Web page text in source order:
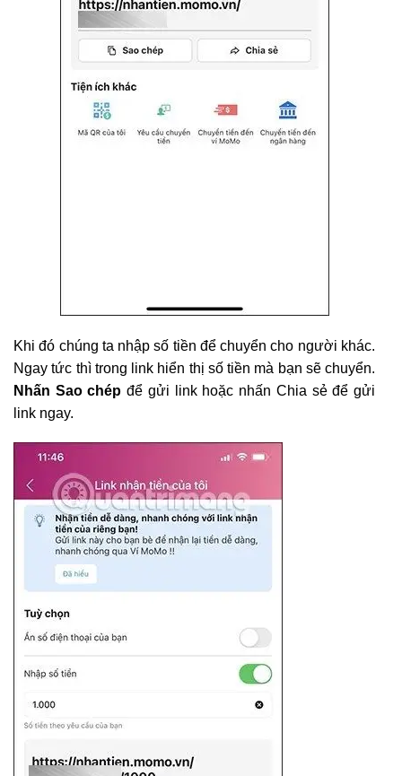
Khi đó chúng ta nhập số tiền để chuyển cho người khác.
Ngay tức thì trong link hiển thị số tiền mà bạn sẽ chuyển.
Nhấn Sao chépđể gửi link hoặc nhấn Chia sẻ để gửi
link ngay.